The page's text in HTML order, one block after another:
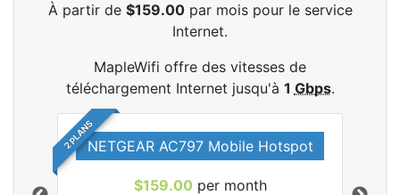
À partir de $159.00par mois pour le service
Internet.
MapleWifi offre des vitesses de
téléchargement Internet jusqu'à 1 Gbps.
2 PLANSNETGEAR AC797 Mobile Hotspot
$159.00 per month